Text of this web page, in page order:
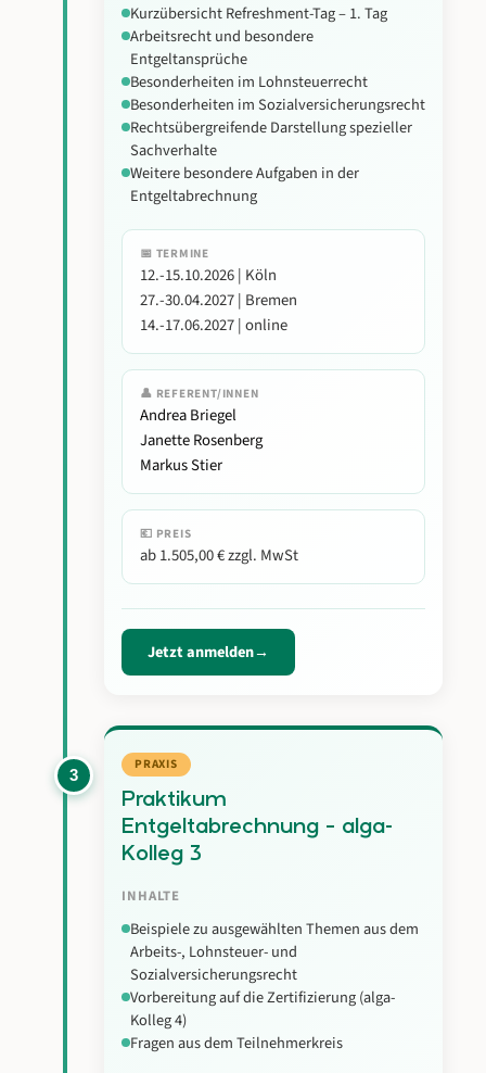
Kurzübersicht Refreshment-Tag – 1. Tag
Arbeitsrecht und besondere
Entgeltansprüche
Besonderheiten im Lohnsteuerrecht
Besonderheiten im Sozialversicherungsrecht
Rechtsübergreifende Darstellung spezieller
Sachverhalte
Weitere besondere Aufgaben in der
Entgeltabrechnung
📅 TERMINE
12.-15.10.2026 | Köln
27.-30.04.2027 | Bremen
14.-17.06.2027 | online
👤 REFERENT/INNEN
Andrea Briegel
Janette Rosenberg
Markus Stier
💶 PREIS
ab 1.505,00 € zzgl. MwSt
Jetzt anmelden
3
PRAXIS
Praktikum
Entgeltabrechnung – alga-
Kolleg 3
INHALTE
Beispiele zu ausgewählten Themen aus dem
Arbeits-, Lohnsteuer- und
Sozialversicherungsrecht
Vorbereitung auf die Zertifizierung (alga-
Kolleg 4)
Fragen aus dem Teilnehmerkreis